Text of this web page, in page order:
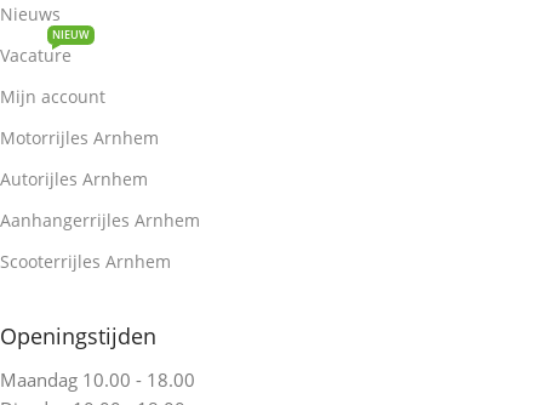
Nieuws
Vacature
NIEUW
Mijn account
Motorrijles Arnhem
Autorijles Arnhem
Aanhangerrijles Arnhem
Scooterrijles Arnhem
Openingstijden
Maandag 10.00 - 18.00